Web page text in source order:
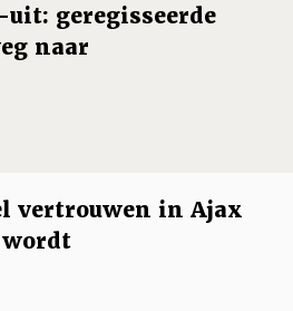
uit: geregisseerde
naar
vertrouwen in Ajax
wordt